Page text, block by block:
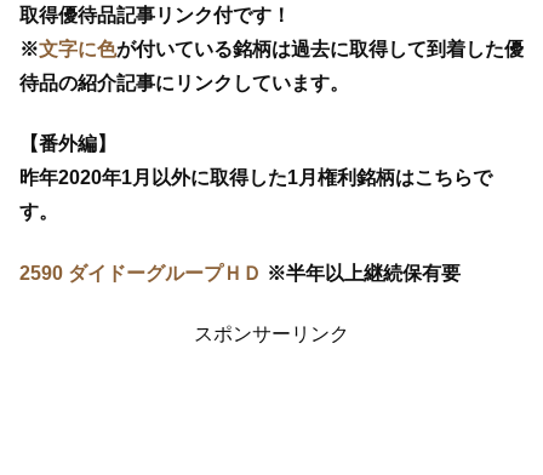
取得優待品記事リンク付です！
※文字に色が付いている銘柄は過去に取得して到着した優
待品の紹介記事にリンクしています。
【番外編】
昨年2020年1月以外に取得した1月権利銘柄はこちらで
す。
2590 ダイドーグループＨＤ ※半年以上継続保有要
スポンサーリンク